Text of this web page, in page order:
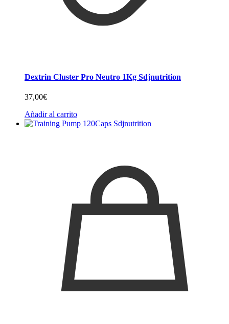
Dextrin Cluster Pro Neutro 1Kg Sdjnutrition
37,00€
Añadir al carrito